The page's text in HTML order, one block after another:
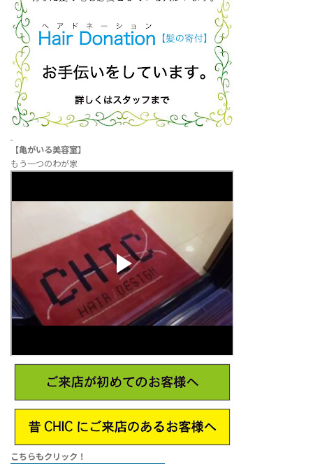
【亀がいる美容室】
もう一つのわが家
こちらもクリック！